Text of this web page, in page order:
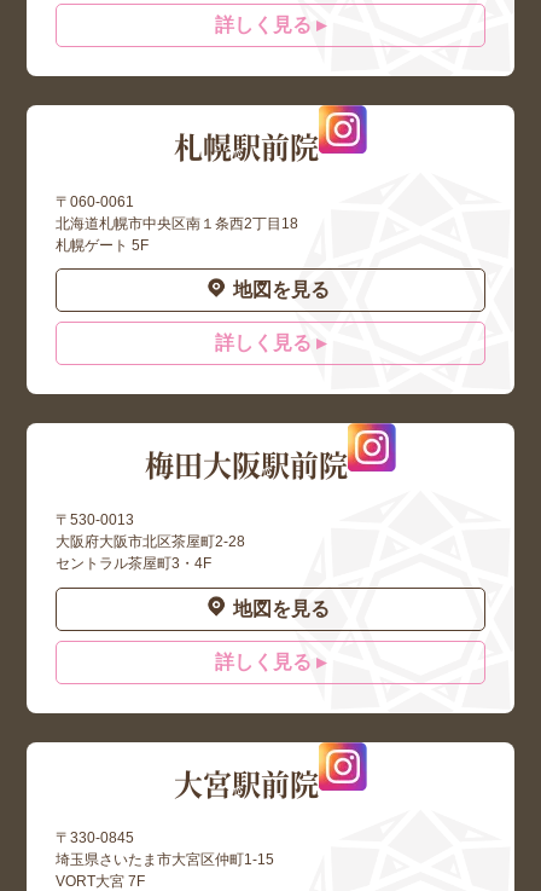
詳しく見る ▸
札幌駅前院
〒060-0061
北海道札幌市中央区南１条西2丁目18
札幌ゲート 5F
地図を見る
詳しく見る ▸
梅田大阪駅前院
〒530-0013
大阪府大阪市北区茶屋町2-28
セントラル茶屋町3・4F
地図を見る
詳しく見る ▸
大宮駅前院
〒330-0845
埼玉県さいたま市大宮区仲町1-15
VORT大宮 7F